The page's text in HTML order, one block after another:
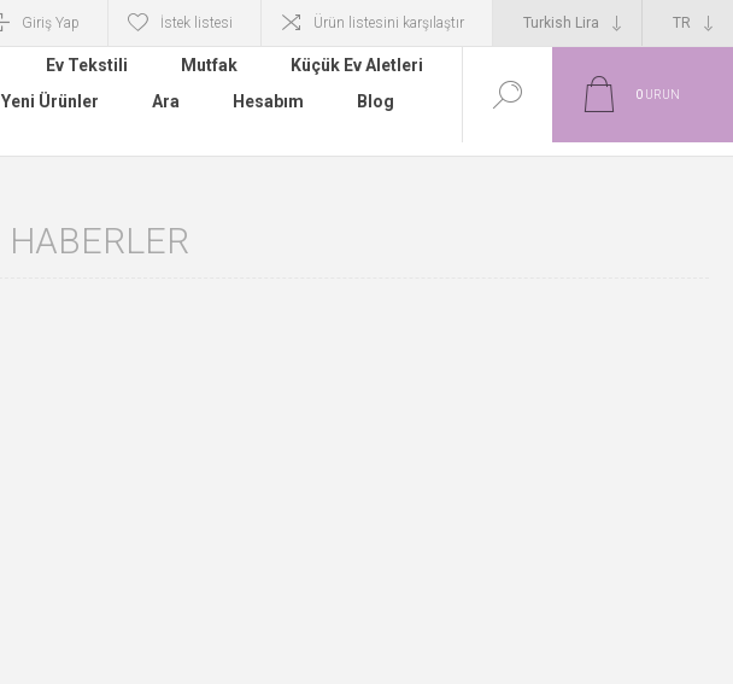
Giriş Yap İstek listesi Ürün listesini karşılaştır
Ev Tekstili Mutfak
Küçük Ev Aletleri
Yeni Ürünler Ara Hesabım
Blog
0 ÜRÜN
HABERLER